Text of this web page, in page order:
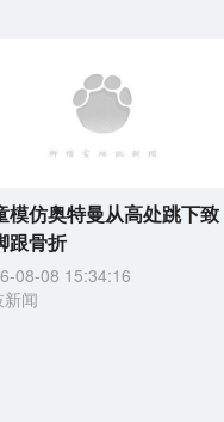
模仿奥特曼从高处跳下致
跟骨折
08-08 15:34:16
闻